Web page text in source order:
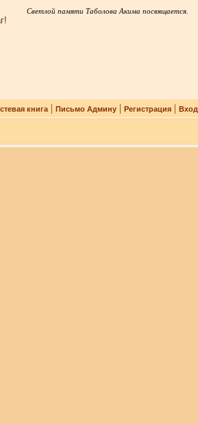
Светлой памяти Таболова Акима посвящается.
книга| Письмо Админу| Регистрация| Вход